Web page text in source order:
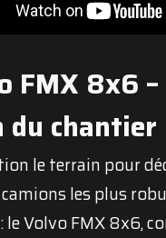
FMX 8x6 –
chantier
le terrain pour
camions les plus
le Volvo FMX 8x6,